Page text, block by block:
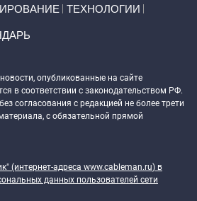
ТЕХНОЛОГИИ
опубликованные на сайте
в соответствии с законодательством РФ.
согласования с редакцией не более трети
с обязательной прямой
(интернет-адреса www.cableman.ru) в
данных пользователей сети